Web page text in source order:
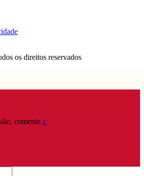
os direitos reservados
comente.x